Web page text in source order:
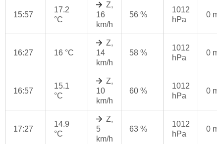
15:57
17.2
°C
Z,
16
km/h
56 %
1012
hPa
0
16:27 16 °C
Z,
14
km/h
58 %
1012
hPa
0
16:57
15.1
°C
Z,
10
km/h
60 %
1012
hPa
0
17:27
14.9
°C
Z,
5
km/h
63 %
1012
hPa
0